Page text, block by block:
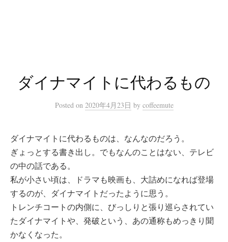
ダイナマイトに代わるもの
Posted on 2020年4月23日 by coffeemute
ダイナマイトに代わるものは、なんなのだろう。
ぎょっとする書き出し。でもなんのことはない、テレビ
の中の話である。
私が小さい頃は、ドラマも映画も、大詰めになれば登場
するのが、ダイナマイトだったように思う。
トレンチコートの内側に、びっしりと張り巡らされてい
たダイナマイトや、発破という、あの通称もめっきり聞
かなくなった。